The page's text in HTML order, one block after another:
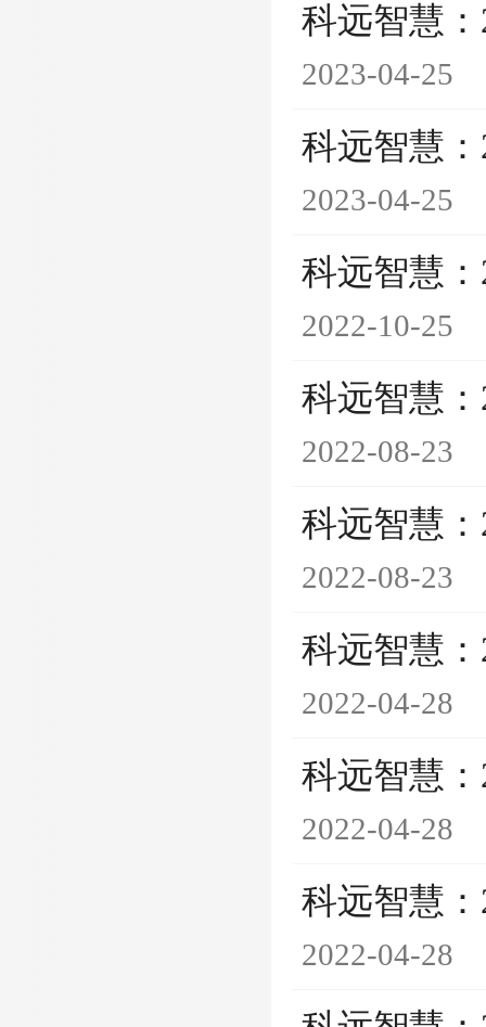
科远智慧
2023-04-25
科远智慧
2023-04-25
科远智慧
2022-10-25
科远智慧
2022-08-23
科远智慧
2022-08-23
科远智慧
2022-04-28
科远智慧
2022-04-28
科远智慧
2022-04-28